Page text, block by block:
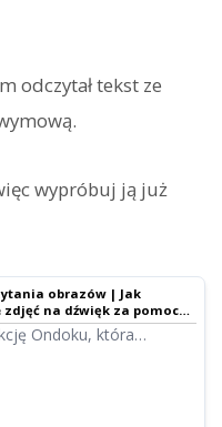
odczytał tekst ze
wypróbuj ją już
obrazów | Jak
na dźwięk za pomocą
Ondoku, która